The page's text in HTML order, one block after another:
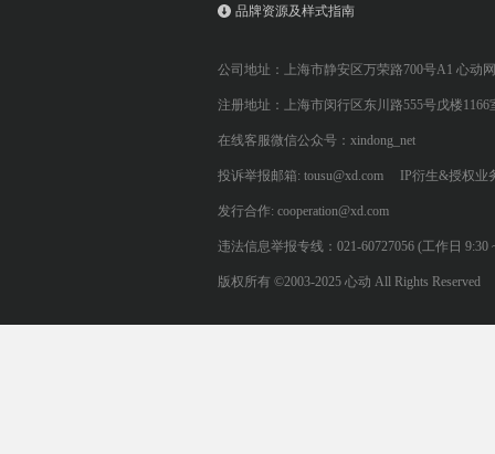
品牌资源及样式指南
公司地址：上海市静安区万荣路700号A1 心动
注册地址：上海市闵行区东川路555号戊楼1166
在线客服微信公众号：xindong_net
投诉举报邮箱: tousu@xd.com IP衍生&授权业
发行合作: cooperation@xd.com
违法信息举报专线：021-60727056 (工作日 9:30
版权所有 ©2003-2025 心动 All Rights Reserved